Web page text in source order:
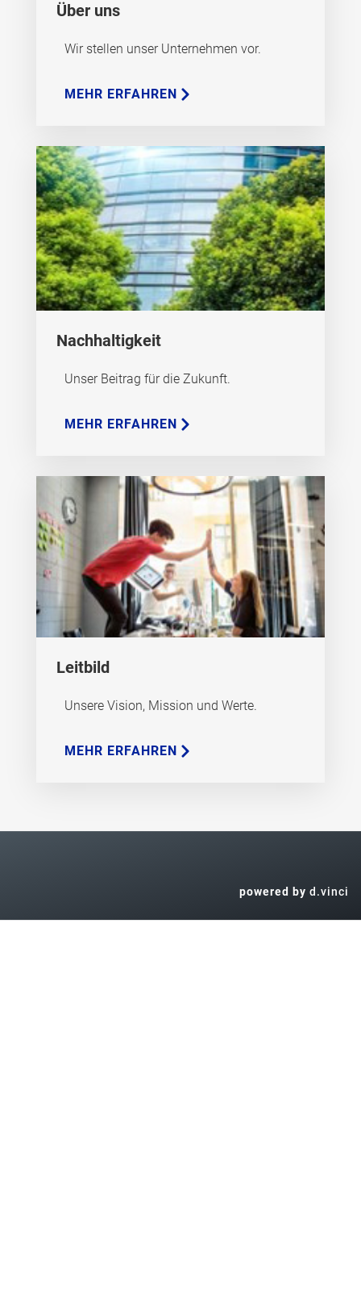
Über uns
Wir stellen unser Unternehmen vor.
MEHR ERFAHREN
Nachhaltigkeit
Unser Beitrag für die Zukunft.
MEHR ERFAHREN
Leitbild
Unsere Vision, Mission und Werte.
MEHR ERFAHREN
powered by d.vinci